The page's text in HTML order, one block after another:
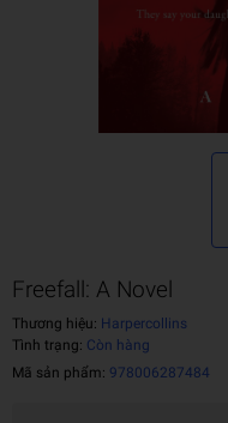
Freefall: A Novel
Thương hiệu: Harpercollins
Tình trạng: Còn hàng
Mã sản phẩm: 978006287484